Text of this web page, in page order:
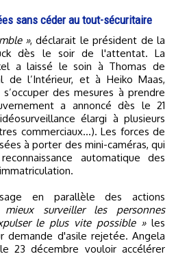
sans céder au tout-sécuritaire
», déclarait le président de la
dès le soir de l'attentat. La
a laissé le soin à Thomas de
de l’Intérieur, et à Heiko Maas,
des mesures à prendre
a annoncé dès le 21
élargi à plusieurs
commerciaux...). Les forces de
à porter des mini-caméras, qui
automatique des
en parallèle des actions
mieux surveiller les personnes
le plus vite possible »les
demande d'asile rejetée. Angela
23 décembre vouloir accélérer